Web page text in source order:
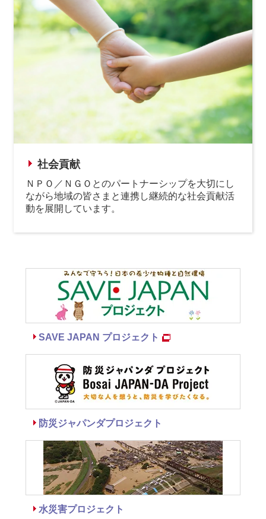
社会貢献
ＮＰＯ／ＮＧＯとのパートナーシップを大切にし
ながら地域の皆さまと連携し継続的な社会貢献活
動を展開しています。
SAVE JAPAN プロジェクト
防災ジャパンダプロジェクト
水災害プロジェクト